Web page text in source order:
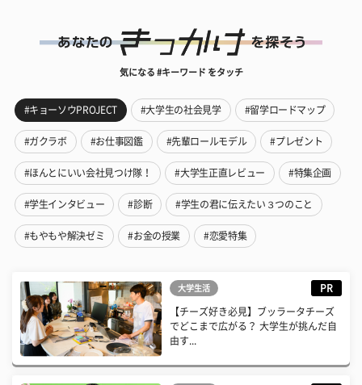
気になる #キーワード をタッチ
#キョーソウPROJECT #大学生の社会見学 #留学ロードマップ
#ガクラボ #お仕事図鑑 #先輩ロールモデル #プレゼント
#ほんとにいい会社見つけ隊！ #大学生正直レビュー #特集企画
#学生インタビュー #診断 #学生の君に伝えたい３つのこと
#もやもや解決ゼミ #お金の授業 #恋愛特集
大学生活 PR
【チーズ好き必見】ブッラータチーズ
でどこまで広がる？ 大学生が挑んだ自
由す...